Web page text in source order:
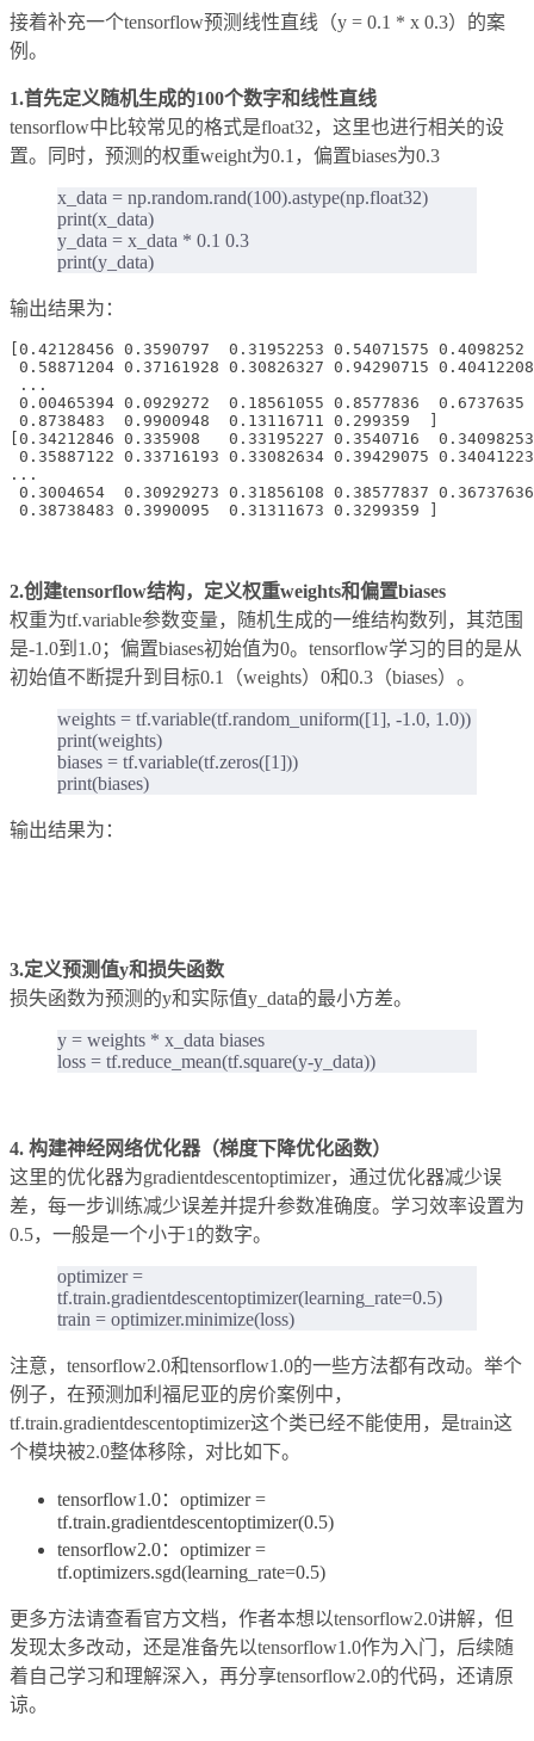
接着补充一个tensorflow预测线性直线（y = 0.1 * x 0.3）的案
例。
1.首先定义随机生成的100个数字和线性直线
tensorflow中比较常见的格式是float32，这里也进行相关的设
置。同时，预测的权重weight为0.1，偏置biases为0.3
x_data = np.random.rand(100).astype(np.float32)
print(x_data)
y_data = x_data * 0.1 0.3
print(y_data)
输出结果为：
[0.42128456 0.3590797  0.31952253 0.54071575 0.4098252
0.58871204 0.37161928 0.30826327 0.94290715
...
0.00465394 0.0929272  0.18561055 0.8577836  0.6737635
0.8738483  0.9900948  0.13116711 0.299359  ]
[0.34212846 0.335908   0.33195227 0.3540716
0.35887122 0.33716193 0.33082634 0.39429075
...
0.3004654  0.30929273 0.31856108 0.38577837
2.创建tensorflow结构，定义权重weights和偏置biases
权重为tf.variable参数变量，随机生成的一维结构数列，其范围
是-1.0到1.0；偏置biases初始值为0。tensorflow学习的目的是从
初始值不断提升到目标0.1（weights）0和0.3（biases）。
weights = tf.variable(tf.random_uniform([1], -1.0, 1.0))
print(weights)
biases = tf.variable(tf.zeros([1]))
print(biases)
输出结果为：
3.定义预测值y和损失函数
损失函数为预测的y和实际值y_data的最小方差。
y = weights * x_data biases
loss = tf.reduce_mean(tf.square(y-y_data))
4. 构建神经网络优化器（梯度下降优化函数）
这里的优化器为gradientdescentoptimizer，通过优化器减少误
差，每一步训练减少误差并提升参数准确度。学习效率设置为
0.5，一般是一个小于1的数字。
optimizer =
tf.train.gradientdescentoptimizer(learning_rate=0.5)
train = optimizer.minimize(loss)
注意，tensorflow2.0和tensorflow1.0的一些方法都有改动。举个
例子，在预测加利福尼亚的房价案例中，
tf.train.gradientdescentoptimizer这个类已经不能使用，是train这
个模块被2.0整体移除，对比如下。
tensorflow1.0：optimizer =
tf.train.gradientdescentoptimizer(0.5)
tensorflow2.0：optimizer =
tf.optimizers.sgd(learning_rate=0.5)
更多方法请查看官方文档，作者本想以tensorflow2.0讲解，但
发现太多改动，还是准备先以tensorflow1.0作为入门，后续随
着自己学习和理解深入，再分享tensorflow2.0的代码，还请原
谅。